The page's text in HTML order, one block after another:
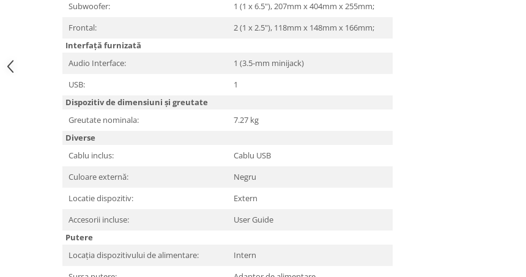
SSD
Servere & Componente
Componente Server
Retelistica & Supraveghere
Subwoofer:
1 (1 x 6.5"), 207mm x 404mm x 255mm;
Frontal:
2 (1 x 2.5"), 118mm x 148mm x 166mm;
Interfață furnizată
Audio Interface:
1 (3.5-mm minijack)
USB:
1
Dispozitiv de dimensiuni și greutate
Greutate nominala:
7.27 kg
Diverse
Cablu inclus:
Cablu USB
Culoare externă:
Negru
Locatie dispozitiv:
Extern
Accesorii incluse:
User Guide
Putere
Locația dispozitivului de alimentare:
Intern